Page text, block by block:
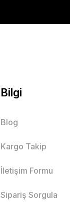
Bilgi
Blog
Kargo Takip
İletişim Formu
Sipariş Sorgula